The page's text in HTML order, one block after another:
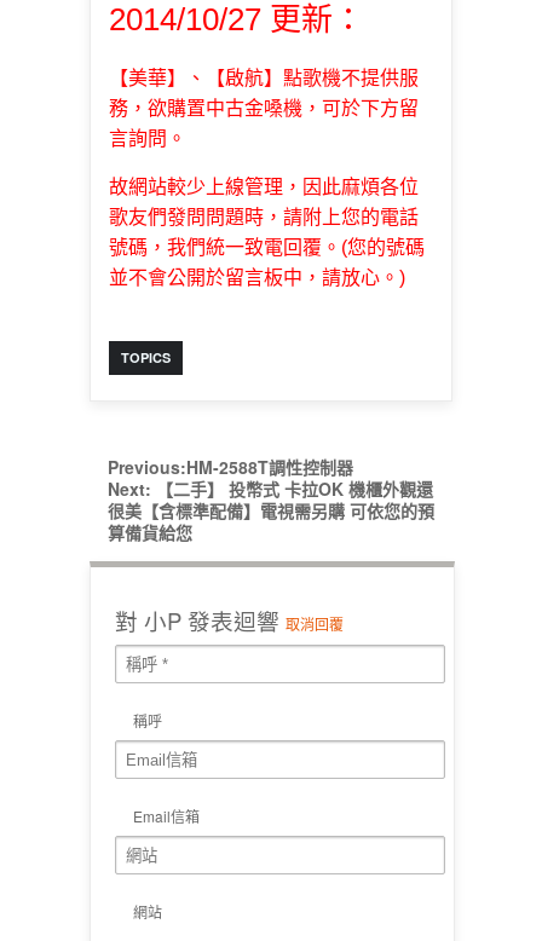
2014/10/27 更新：
【美華】、【啟航】點歌機不提供服
務，欲購置中古金嗓機，可於下方留
言詢問。
故網站較少上線管理，因此麻煩各位
歌友們發問問題時，請附上您的電話
號碼，我們統一致電回覆。(您的號碼
並不會公開於留言板中，請放心。)
TOPICS
Previous:HM-2588T調性控制器
Next:
【二手】 投幣式 卡拉OK 機櫃外觀還
很美【含標準配備】電視需另購 可依您的預
算備貨給您
對 小P 發表迴響 取消回覆
稱呼
Email信箱
網站